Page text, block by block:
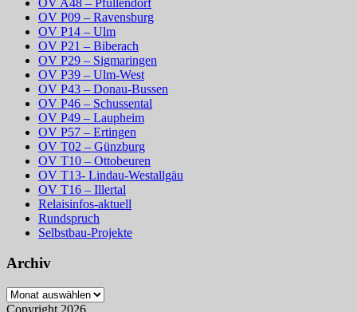
OV P09 – Ravensburg
OV P14 – Ulm
OV P21 – Biberach
OV P29 – Sigmaringen
OV P39 – Ulm-West
OV P43 – Donau-Bussen
OV P46 – Schussental
OV P49 – Laupheim
OV P57 – Ertingen
OV T02 – Günzburg
OV T10 – Ottobeuren
OV T13- Lindau-Westallgäu
OV T16 – Illertal
Relaisinfos-aktuell
Rundspruch
Selbstbau-Projekte
Archiv
Archiv